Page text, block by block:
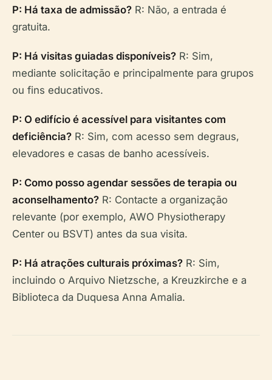
P: Há taxa de admissão? R: Não, a entrada é
gratuita.
P: Há visitas guiadas disponíveis? R: Sim,
mediante solicitação e principalmente para grupos
ou fins educativos.
P: O edifício é acessível para visitantes com
deficiência? R: Sim, com acesso sem degraus,
elevadores e casas de banho acessíveis.
P: Como posso agendar sessões de terapia ou
aconselhamento? R: Contacte a organização
relevante (por exemplo, AWO Physiotherapy
Center ou BSVT) antes da sua visita.
P: Há atrações culturais próximas? R: Sim,
incluindo o Arquivo Nietzsche, a Kreuzkirche e a
Biblioteca da Duquesa Anna Amalia.